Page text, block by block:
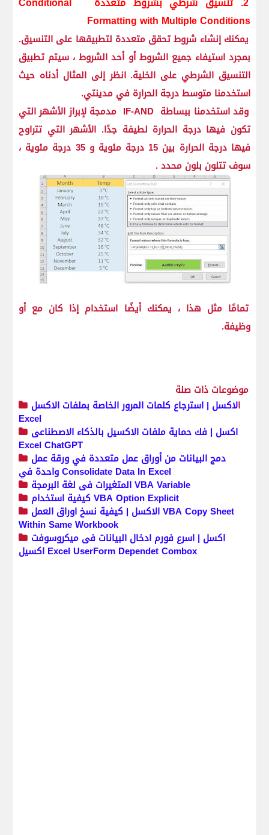
Formatting with Multiple Conditions
يمكنك إنشاء شروط تحقق متعددة لتطبيقها على التنسيق.
بمجرد استيفاء جميع الشروط أو أحد الشروط ، سيتم تطبيق
التنسيق الشرطي على الخلية. انظر إلى المثال أدناه حيث
استخدمنا متوسط درجة الحرارة في مدينتي.
وقد استخدمنا ببساطة IF-AND مدمجة لإبراز الأشهر التي
تكون فيها درجة الحرارة لطيفة جدًا. الأشهر التي تتراوح
فيها درجة الحرارة بين 15 درجة مئوية و 35 درجة مئوية ،
سوف تتلون بلون محدد .
تمامًا مثل هذا ، يمكنك أيضًا استخدام إذا كان مع أو
وظيفة.
موضوعات ذات صلة
الاكسل | استرجاع كلمات المرور الخاصة بملفات الاكسل
Excel
اكسل | فك حماية ملفات الاكسيل بالذكاء الاصطناعى
Excel ChatGPT
دمج البيانات من أوراق عمل متعددة في ورقة عمل
واحدة في Consolidate Data In Excel
المتغيرات فى لغة البرمجة VBA Variable
كيفية استخدام VBA Option Explicit
الاكسل | كيفية نسخ اوراق العمل VBA Copy Sheet
Within Same Workbook
اكسل | اسرع فورم ادخال البيانات فى ميكروسوفت
اكسيل Excel UserForm Dependet Combox